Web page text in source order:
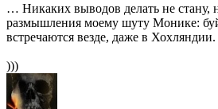
… Никаких выводов делать не стану,
размышления моему шуту Монике:
встречаются везде, даже в Хохляндии.
)))